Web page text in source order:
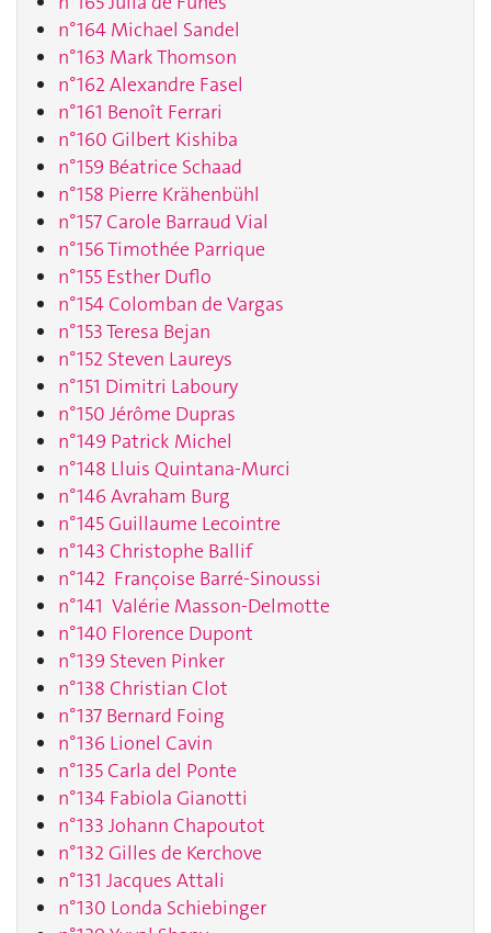
n°164 Michael Sandel
n°163 Mark Thomson
n°162 Alexandre Fasel
n°161 Benoît Ferrari
n°160 Gilbert Kishiba
n°159 Béatrice Schaad
n°158 Pierre Krähenbühl
n°157 Carole Barraud Vial
n°156 Timothée Parrique
n°155 Esther Duflo
n°154 Colomban de Vargas
n°153 Teresa Bejan
n°152 Steven Laureys
n°151 Dimitri Laboury
n°150 Jérôme Dupras
n°149 Patrick Michel
n°148 Lluis Quintana-Murci
n°146 Avraham Burg
n°145 Guillaume Lecointre
n°143 Christophe Ballif
n°142 Françoise Barré-Sinoussi
n°141 Valérie Masson-Delmotte
n°140 Florence Dupont
n°139 Steven Pinker
n°138 Christian Clot
n°137 Bernard Foing
n°136 Lionel Cavin
n°135 Carla del Ponte
n°134 Fabiola Gianotti
n°133 Johann Chapoutot
n°132 Gilles de Kerchove
n°131 Jacques Attali
n°130 Londa Schiebinger